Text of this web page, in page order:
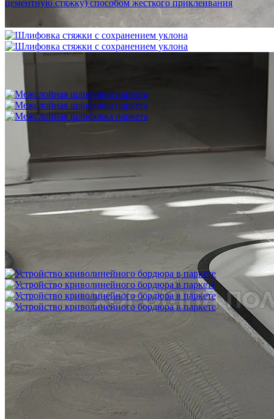
Укладка фанеры на бетонное основание (огрунтованную
750 ₽
Межслойная шлифовка паркета
1 200 ₽